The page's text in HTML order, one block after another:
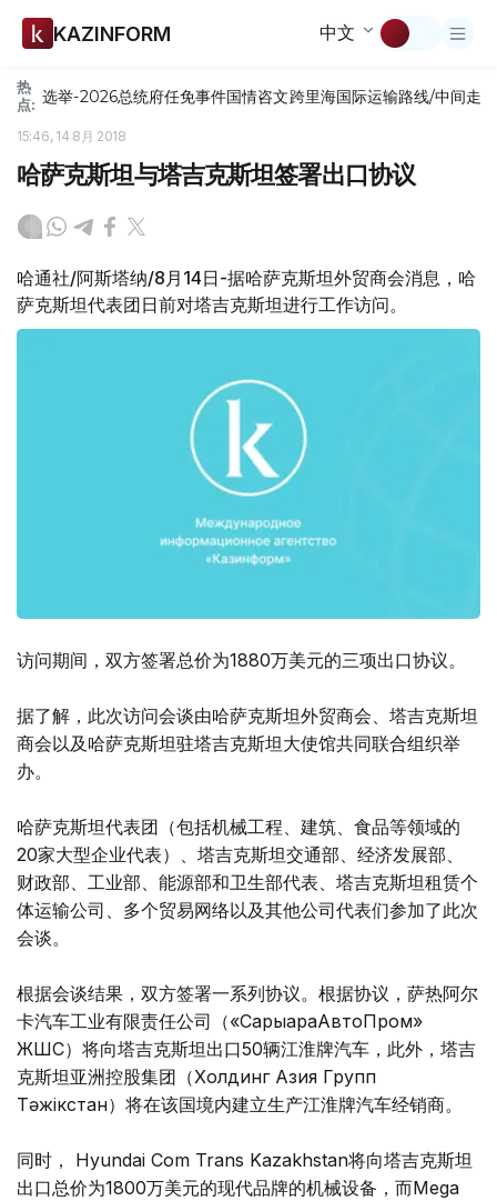
KAZINFORM 中文
热
点: 选举-2026总统府任免事件国情咨文跨里海国际运输路线/中间走廊
15:46, 14 8月 2018
哈萨克斯坦与塔吉克斯坦签署出口协议
哈通社/阿斯塔纳/8月14日-据哈萨克斯坦外贸商会消息，哈
萨克斯坦代表团日前对塔吉克斯坦进行工作访问。
访问期间，双方签署总价为1880万美元的三项出口协议。
据了解，此次访问会谈由哈萨克斯坦外贸商会、塔吉克斯坦
商会以及哈萨克斯坦驻塔吉克斯坦大使馆共同联合组织举
办。
哈萨克斯坦代表团（包括机械工程、建筑、食品等领域的
20家大型企业代表）、塔吉克斯坦交通部、经济发展部、
财政部、工业部、能源部和卫生部代表、塔吉克斯坦租赁个
体运输公司、多个贸易网络以及其他公司代表们参加了此次
会谈。
根据会谈结果，双方签署一系列协议。根据协议，萨热阿尔
卡汽车工业有限责任公司（«СарыарқаАвтоПром»
ЖШС）将向塔吉克斯坦出口50辆江淮牌汽车，此外，塔吉
克斯坦亚洲控股集团（Холдинг Азия Групп
Тәжікстан）将在该国境内建立生产江淮牌汽车经销商。
同时， Hyundai Com Trans Kazakhstan将向塔吉克斯坦
出口总价为1800万美元的现代品牌的机械设备，而Mega